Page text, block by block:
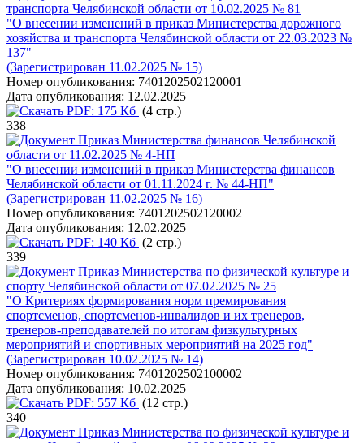
транспорта Челябинской области от 10.02.2025 № 81
"О внесении изменений в приказ Министерства дорожного
хозяйства и транспорта Челябинской области от 22.03.2023 №
137"
(Зарегистрирован 11.02.2025 № 15)
Номер опубликования: 7401202502120001
Дата опубликования: 12.02.2025
PDF: 175 Кб (4 стр.)
338
Приказ Министерства финансов Челябинской
области от 11.02.2025 № 4-НП
"О внесении изменений в приказ Министерства финансов
Челябинской области от 01.11.2024 г. № 44-НП"
(Зарегистрирован 11.02.2025 № 16)
Номер опубликования: 7401202502120002
Дата опубликования: 12.02.2025
PDF: 140 Кб (2 стр.)
339
Приказ Министерства по физической культуре и
спорту Челябинской области от 07.02.2025 № 25
"О Критериях формирования норм премирования
спортсменов, спортсменов-инвалидов и их тренеров,
тренеров-преподавателей по итогам физкультурных
мероприятий и спортивных мероприятий на 2025 год"
(Зарегистрирован 10.02.2025 № 14)
Номер опубликования: 7401202502100002
Дата опубликования: 10.02.2025
PDF: 557 Кб (12 стр.)
340
Приказ Министерства по физической культуре и